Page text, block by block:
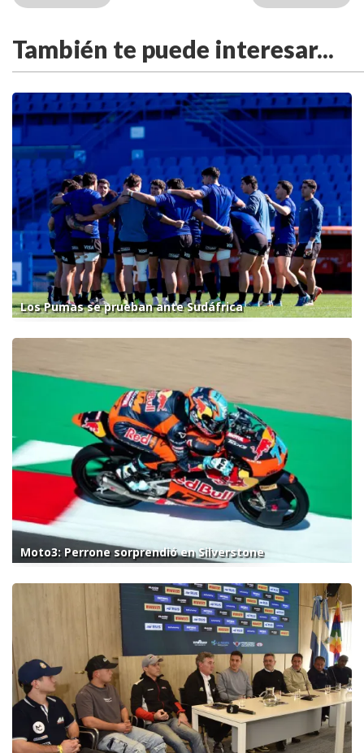
También te puede interesar...
Los Pumas se prueban ante Sudáfrica
Moto3: Perrone sorprendió en Silverstone